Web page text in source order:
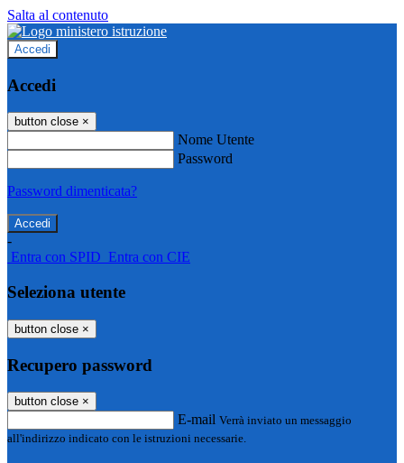
Salta al contenuto
Accedi
Accedi
button close ×
Nome Utente
Password
Password dimenticata?
-
Entra con SPID Entra con CIE
Seleziona utente
button close ×
Recupero password
button close ×
E-mail Verrà inviato un messaggio
all'indirizzo indicato con le istruzioni necessarie.